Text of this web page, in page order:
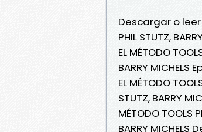
Descargar o leer
PHIL STUTZ,
EL MÉTODO
BARRY MICHELS
EL MÉTODO
STUTZ, BARRY
MÉTODO TOOLS
BARRY